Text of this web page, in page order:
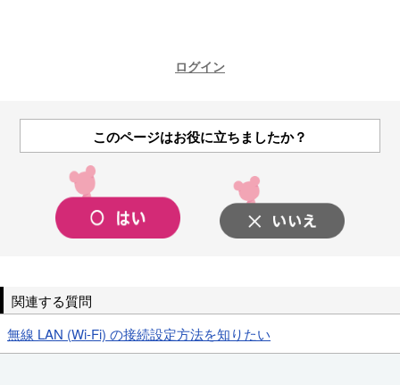
ログイン
このページはお役に立ちましたか？
関連する質問
無線 LAN (Wi-Fi) の接続設定方法を知りたい